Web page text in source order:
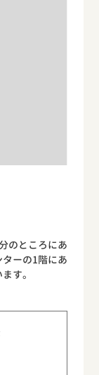
のところにあ
ーの1階にあ
す。